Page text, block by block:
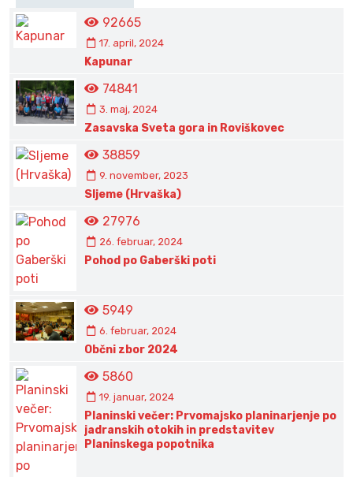
92665
17. april, 2024
Kapunar
74841
3. maj, 2024
Zasavska Sveta gora in Roviškovec
38859
9. november, 2023
Sljeme (Hrvaška)
27976
26. februar, 2024
Pohod po Gaberški poti
5949
6. februar, 2024
Občni zbor 2024
5860
19. januar, 2024
Planinski večer: Prvomajsko planinarjenje po
jadranskih otokih in predstavitev
Planinskega popotnika